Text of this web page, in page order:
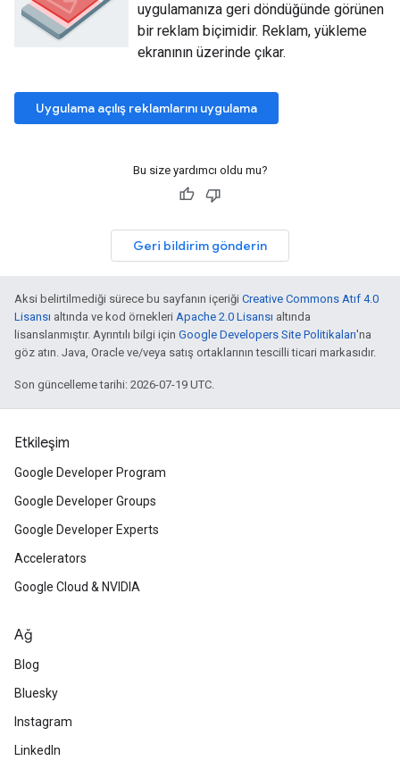
uygulamanıza geri döndüğünde görünen
bir reklam biçimidir. Reklam, yükleme
ekranının üzerinde çıkar.
Uygulama açılış reklamlarını uygulama
Bu size yardımcı oldu mu?
Geri bildirim gönderin
Aksi belirtilmediği sürece bu sayfanın içeriği Creative Commons Atıf 4.0
Lisansı altında ve kod örnekleri Apache 2.0 Lisansı altında
lisanslanmıştır. Ayrıntılı bilgi için Google Developers Site Politikaları'na
göz atın. Java, Oracle ve/veya satış ortaklarının tescilli ticari markasıdır.
Son güncelleme tarihi: 2026-07-19 UTC.
Etkileşim
Google Developer Program
Google Developer Groups
Google Developer Experts
Accelerators
Google Cloud & NVIDIA
Ağ
Blog
Bluesky
Instagram
LinkedIn